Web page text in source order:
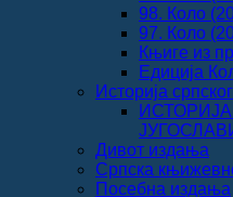
98. Коло
97. Коло
Књиге из
Едиција
Историја
Дивот издања
Српска
Посебна издања